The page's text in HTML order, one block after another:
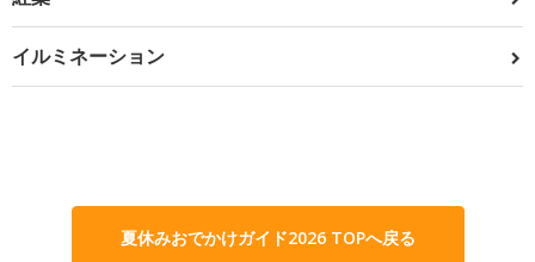
イルミネーション
夏休みおでかけガイド2026 TOPへ戻る